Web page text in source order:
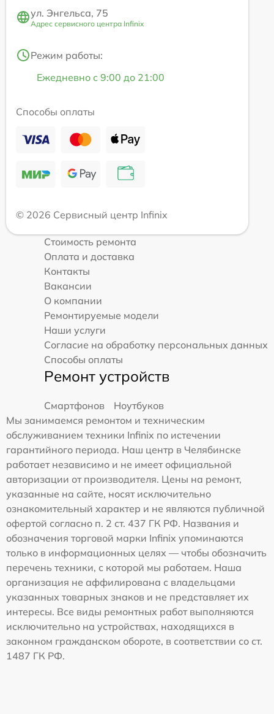
ул. Энгельса, 75
Адрес сервисного центра Infinix
Режим работы:
Ежедневно с 9:00 до 21:00
Способы оплаты
© 2026 Сервисный центр Infinix
Стоимость ремонта
Оплата и доставка
Контакты
Вакансии
О компании
Ремонтируемые модели
Наши услуги
Согласие на обработку персональных данных
Способы оплаты
Ремонт устройств
Смартфонов
Ноутбуков
Мы занимаемся ремонтом и техническим
обслуживанием техники Infinix по истечении
гарантийного периода. Наш центр в Челябинске
работает независимо и не имеет официальной
авторизации от производителя. Цены на ремонт,
указанные на сайте, носят исключительно
ознакомительный характер и не являются публичной
офертой согласно п. 2 ст. 437 ГК РФ. Названия и
обозначения торговой марки Infinix упоминаются
только в информационных целях — чтобы обозначить
перечень техники, с которой мы работаем. Наша
организация не аффилирована с владельцами
указанных товарных знаков и не представляет их
интересы. Все виды ремонтных работ выполняются
исключительно на устройствах, находящихся в
законном гражданском обороте, в соответствии со ст.
1487 ГК РФ.